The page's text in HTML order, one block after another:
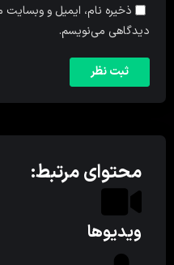
ذخیره نام، ایمیل و وبسایت
دیدگاهی می‌نویسم.
محتوای مرتبط:
ویدیوها